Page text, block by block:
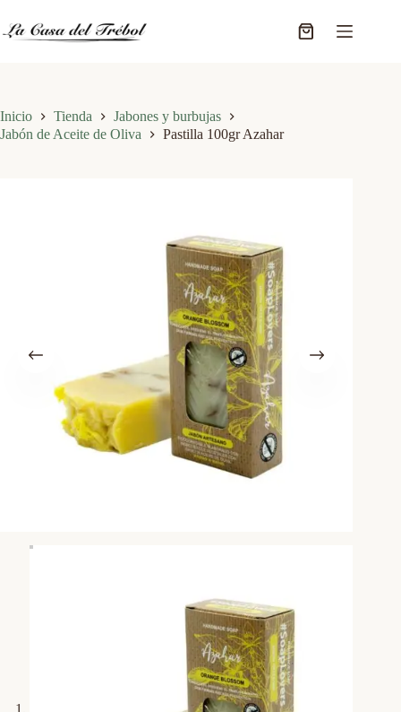
contenido
Carro
Inicio Tienda
Jabones y burbujas
Jabón de Aceite de Oliva
Pastilla 100gr Azahar